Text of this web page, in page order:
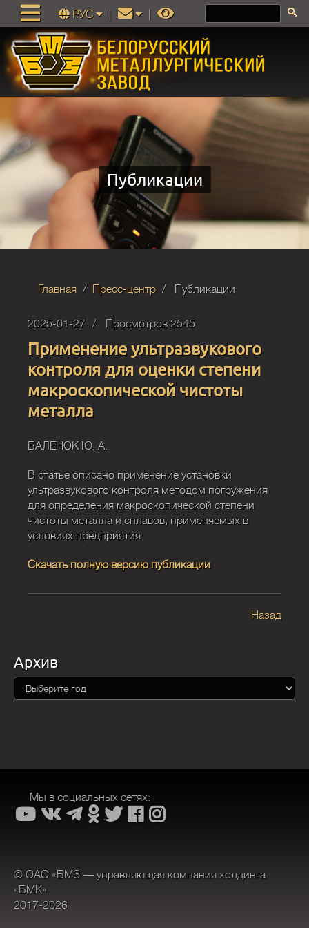
РУС
Публикации
Главная Пресс-центр Публикации
2025-01-27 Просмотров 2545
Применение ультразвукового
контроля для оценки степени
макроскопической чистоты
металла
БАЛЕНОК Ю. А.
В статье описано применение установки
ультразвукового контроля методом погружения
для определения макроскопической степени
чистоты металла и сплавов, применяемых в
условиях предприятия
Скачать полную версию публикации
Назад
Архив
Мы в социальных сетях:
© ОАО «БМЗ — управляющая компания холдинга
«БМК»
2017-2026